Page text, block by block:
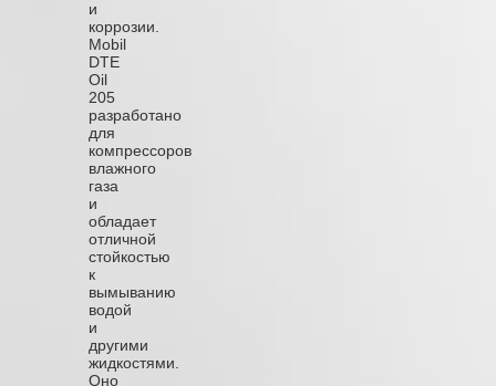
и
коррозии.
Mobil
DTE
Oil
205
разработано
для
компрессоров
влажного
газа
и
обладает
отличной
стойкостью
к
вымыванию
водой
и
другими
жидкостями.
Оно